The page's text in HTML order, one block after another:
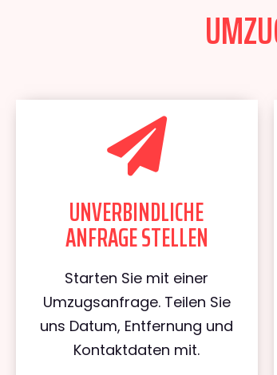
UNVERBINDLICHE
ANFRAGE STELLEN
Starten Sie mit einer
Umzugsanfrage. Teilen Sie
uns Datum, Entfernung und
Kontaktdaten mit.